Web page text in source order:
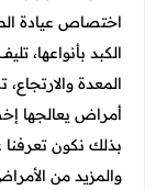
اختصاص عيادة
الكبد بأنواعها،
المعدة
أمراض يعالجها
بذلك نكون
والمزيد من